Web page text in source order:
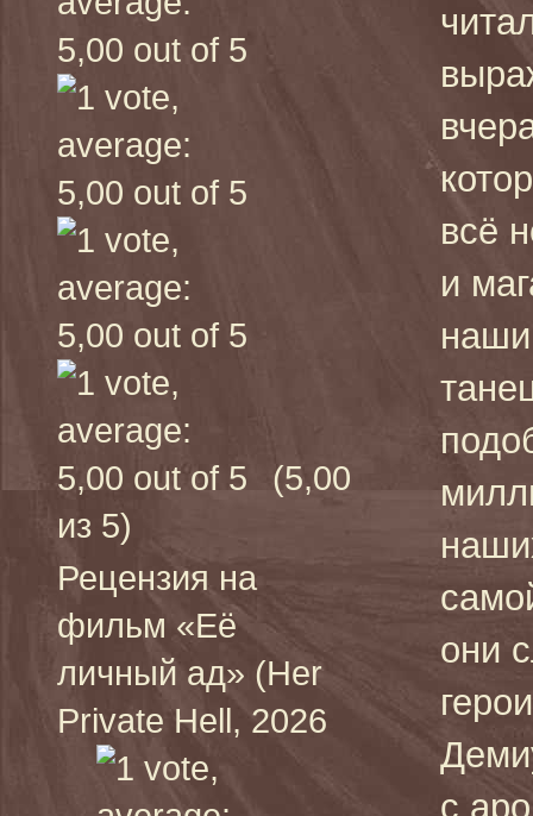
(5,00
из 5)
Рецензия на
фильм «Её
личный ад» (Her
Private Hell, 2026
всё
и
они
с